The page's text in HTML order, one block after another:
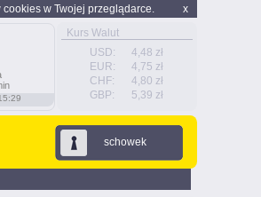
x
w Twojej przeglądarce.
Kurs Walut
USD:
4,48 zł
EUR:
4,75 zł
CHF:
4,80 zł
GBP:
5,39 zł
schowek